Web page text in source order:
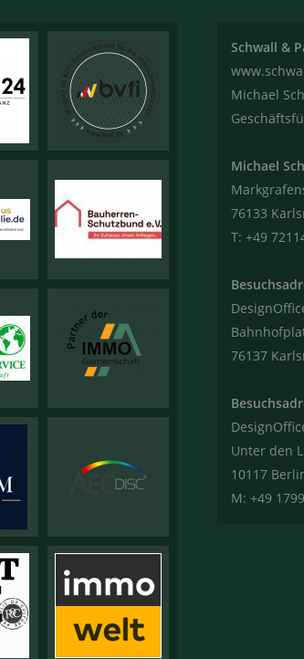
Schwall &
Michael
Michael
76133
T: +49
76137
Unter den
10117
M: +49